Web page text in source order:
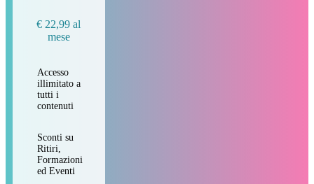
€ 22,99 al
mese
Accesso
illimitato a
tutti i
contenuti
Sconti su
Ritiri,
Formazioni
ed Eventi